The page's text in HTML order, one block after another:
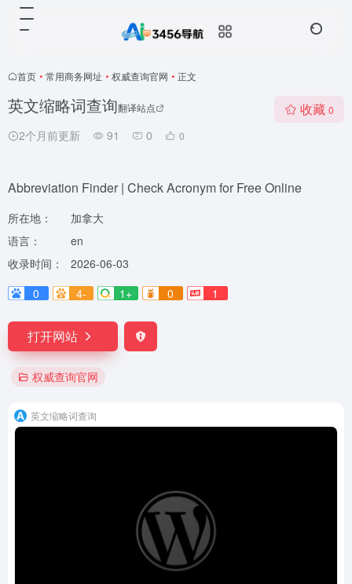
首页 • 常用商务网址 • 权威查询官网 • 正文
英文缩略词查询翻译站点
2个月前更新 91 0 0
收藏 0
Abbreviation Finder | Check Acronym for Free Online
所在地：
加拿大
语言：
en
收录时间：
2026-06-03
0
4- 1+ 0 1
打开网站
权威查询官网
英文缩略词查询